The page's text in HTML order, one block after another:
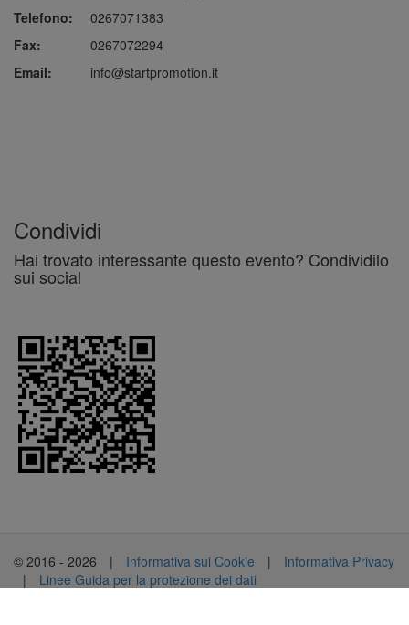
Telefono:
0267071383
Fax:
0267072294
Email:
info@startpromotion.it
Condividi
Hai trovato interessante questo evento? Condividilo
sui social
© 2016 - 2026 | Informativa sui Cookie |
Informativa Privacy
|
Linee Guida per la protezione dei dati